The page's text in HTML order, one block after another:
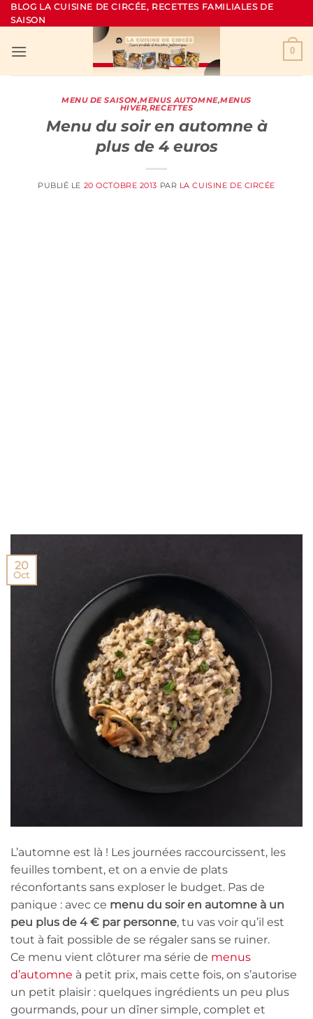
Passer
au
BLOG LA CUISINE DE CIRCÉE, RECETTES FAMILIALES DE
SAISON
0
MENU DE SAISON,MENUS AUTOMNE,MENUS
HIVER,RECETTES
Menu du soir en automne à
plus de 4 euros
PUBLIÉ LE 20 OCTOBRE 2013 PAR LA CUISINE DE CIRCÉE
20
Oct
L’automne est là ! Les journées raccourcissent, les
feuilles tombent, et on a envie de plats
réconfortants sans exploser le budget. Pas de
panique : avec ce menu du soir en automne à un
peu plus de 4 € par personne, tu vas voir qu’il est
tout à fait possible de se régaler sans se ruiner.
Ce menu vient clôturer ma série de menus
d’automne à petit prix, mais cette fois, on s’autorise
un petit plaisir : quelques ingrédients un peu plus
gourmands, pour un dîner simple, complet et